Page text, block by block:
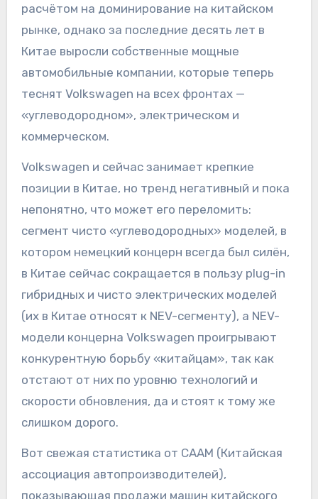
расчётом на доминирование на китайском
рынке, однако за последние десять лет в
Китае выросли собственные мощные
автомобильные компании, которые теперь
теснят Volkswagen на всех фронтах —
«углеводородном», электрическом и
коммерческом.
Volkswagen и сейчас занимает крепкие
позиции в Китае, но тренд негативный и пока
непонятно, что может его переломить:
сегмент чисто «углеводородных» моделей, в
котором немецкий концерн всегда был силён,
в Китае сейчас сокращается в пользу plug-in
гибридных и чисто электрических моделей
(их в Китае относят к NEV-сегменту), а NEV-
модели концерна Volkswagen проигрывают
конкурентную борьбу «китайцам», так как
отстают от них по уровню технологий и
скорости обновления, да и стоят к тому же
слишком дорого.
Вот свежая статистика от CAAM (Китайская
ассоциация автопроизводителей),
показывающая продажи машин китайского